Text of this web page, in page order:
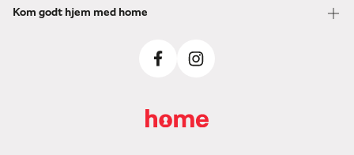
Kom godt hjem med home